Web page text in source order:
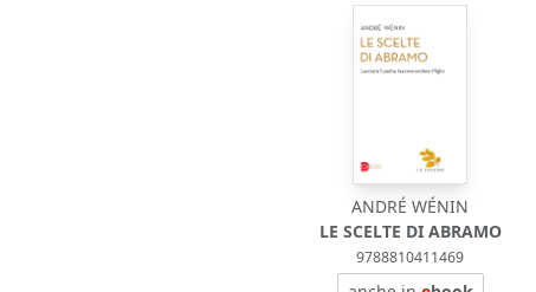
ANDRÉ WÉNIN
LE SCELTE DI ABRAMO
9788810411469